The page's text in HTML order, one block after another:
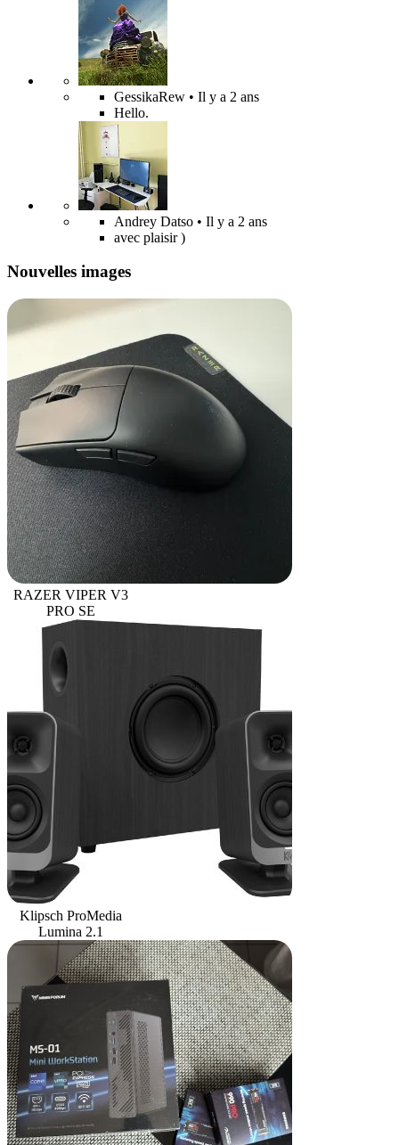
GessikaRew • Il y a 2 ans
Hello.
Andrey Datso • Il y a 2 ans
avec plaisir )
Nouvelles images
RAZER VIPER V3
PRO SE
Klipsch ProMedia
Lumina 2.1